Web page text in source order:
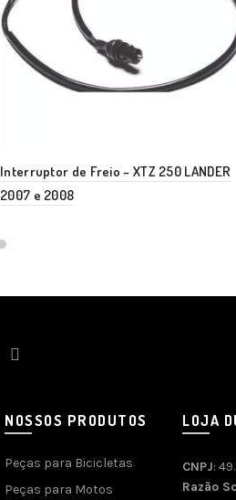
Interruptor de Freio – XTZ 250 LANDER
2007 e 2008
NOSSOS PRODUTOS
Peças para Bicicletas
Peças para Motos
LOJA
CNPJ:
Razão